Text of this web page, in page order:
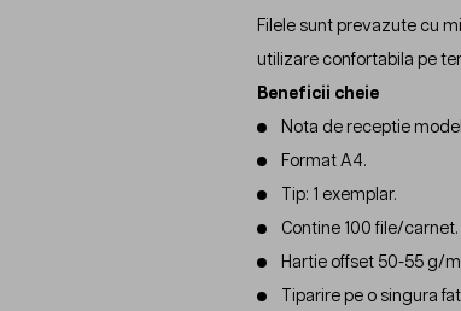
Filele sunt prevazute cu
utilizare confortabila pe
Beneficii cheie
Nota de receptie
Format A4.
Tip: 1 exemplar.
Contine 100 file/carnet.
Hartie offset 50-55 g/
Tiparire pe o singura